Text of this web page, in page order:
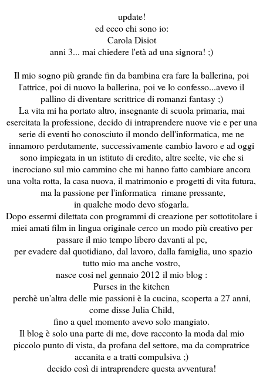
update!
ed ecco chi sono io:
Carola Disiot
anni 3... mai chiedere l'età ad una signora! ;)
Il mio sogno più grande fin da bambina era fare la ballerina, poi
l'attrice, poi di nuovo la ballerina, poi ve lo confesso...avevo il
pallino di diventare scrittrice di romanzi fantasy ;)
La vita mi ha portato altro, insegnante di scuola primaria, mai
esercitata la professione, decido di intraprendere nuove vie e per una
serie di eventi ho conosciuto il mondo dell'informatica, me ne
innamoro perdutamente, successivamente cambio lavoro e ad oggi
sono impiegata in un istituto di credito, altre scelte, vie che si
incrociano sul mio cammino che mi hanno fatto cambiare ancora
una volta rotta, la casa nuova, il matrimonio e progetti di vita futura,
ma la passione per l'informatica rimane pressante,
in qualche modo devo sfogarla.
Dopo essermi dilettata con programmi di creazione per sottotitolare i
miei amati film in lingua originale cerco un modo più creativo per
passare il mio tempo libero davanti al pc,
per evadere dal quotidiano, dal lavoro, dalla famiglia, uno spazio
tutto mio ma anche vostro,
nasce cosi nel gennaio 2012 il mio blog :
Purses in the kitchen
perchè un'altra delle mie passioni è la cucina, scoperta a 27 anni,
come disse Julia Child,
fino a quel momento avevo solo mangiato.
Il blog è solo una parte di me, dove racconto la moda dal mio
piccolo punto di vista, da profana del settore, ma da compratrice
accanita e a tratti compulsiva ;)
decido così di intraprendere questa avventura!